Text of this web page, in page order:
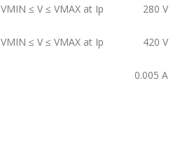
VMIN ≤ V ≤ VMAX at Ip 280 V
VMIN ≤ V ≤ VMAX at Ip 420 V
0.005 A